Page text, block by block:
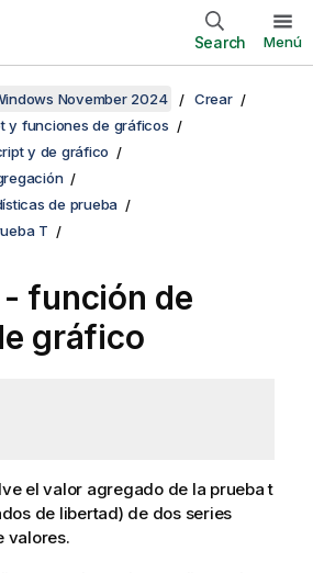
Search Menú
November 2024
Crear
y funciones de gráficos
y de gráfico
de prueba
T
- función de
gráfico
el valor agregado de la prueba t
de libertad) de dos series
valores.